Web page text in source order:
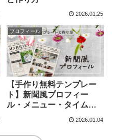
2026.01.25
プロフィール
【手作り無料テンプレー
ト】新聞風プロフィー
ル・メニュー・タイムラ
2026.01.04